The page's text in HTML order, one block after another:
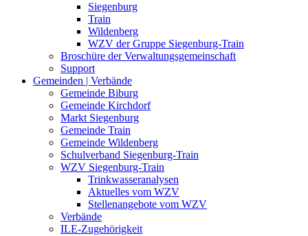
Siegenburg
Train
Wildenberg
WZV der Gruppe Siegenburg-Train
Broschüre der Verwaltungsgemeinschaft
Support
Gemeinden | Verbände
Gemeinde Biburg
Gemeinde Kirchdorf
Markt Siegenburg
Gemeinde Train
Gemeinde Wildenberg
Schulverband Siegenburg-Train
WZV Siegenburg-Train
Trinkwasseranalysen
Aktuelles vom WZV
Stellenangebote vom WZV
Verbände
ILE-Zugehörigkeit